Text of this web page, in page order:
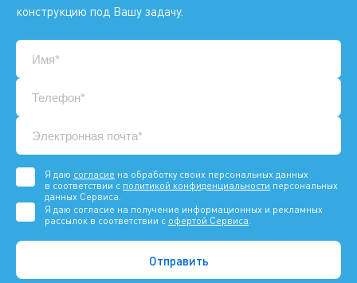
конструкцию под Вашу задачу.
Я даю согласие на обработку своих персональных данных
в соответствии с политикой конфиденциальности персональных
данных Сервиса.
Я даю согласие на получение информационных и рекламных
рассылок в соответствии с офертой Сервиса.